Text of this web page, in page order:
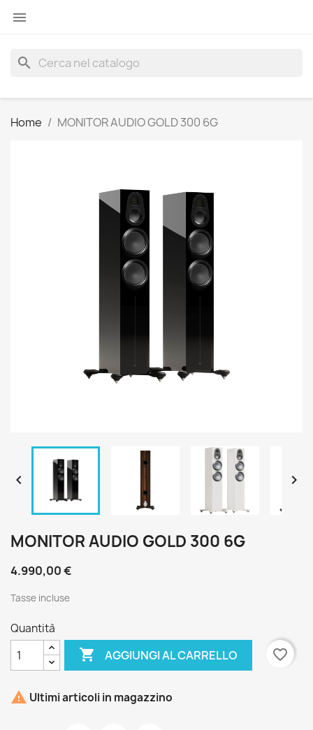

search
Home MONITOR AUDIO GOLD 300 6G
 
MONITOR AUDIO GOLD 300 6G
4.990,00 €
Tasse incluse
Quantità
 AGGIUNGI AL CARRELLO favorite_border
 Ultimi articoli in magazzino